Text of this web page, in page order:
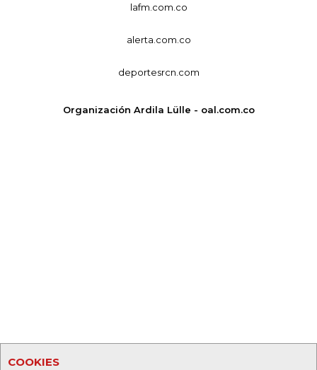
COOKIES
lafm.com.co
alerta.com.co
deportesrcn.com
Organización Ardila Lülle - oal.com.co